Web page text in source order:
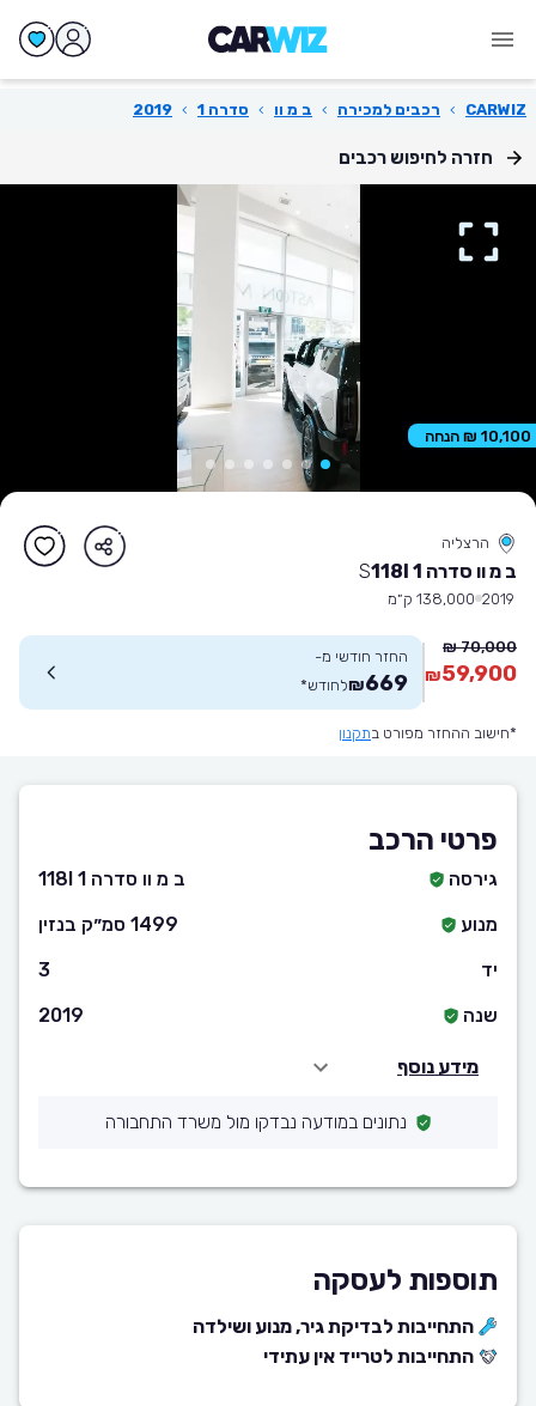
CARWIZ
› רכבים למכירה › ב מ וו › סדרה 1 ›
2019
חזרה לחיפוש רכבים
10,100 ₪ הנחה
הרצליה
ב מ וו סדרה 1 118I S
2019 138,000 ק״מ
70,000 ₪
59,900
₪
החזר חודשי מ-
669
₪לחודש*
*חישוב ההחזר מפורט בתקנון
פרטי הרכב
גירסה
ב מ וו סדרה 1 118I
מנוע
1499 סמ״ק בנזין
יד
3
שנה
2019
מידע נוסף
נתונים במודעה נבדקו מול משרד התחבורה
תוספות לעסקה
התחייבות לבדיקת גיר, מנוע ושילדה
התחייבות לטרייד אין עתידי